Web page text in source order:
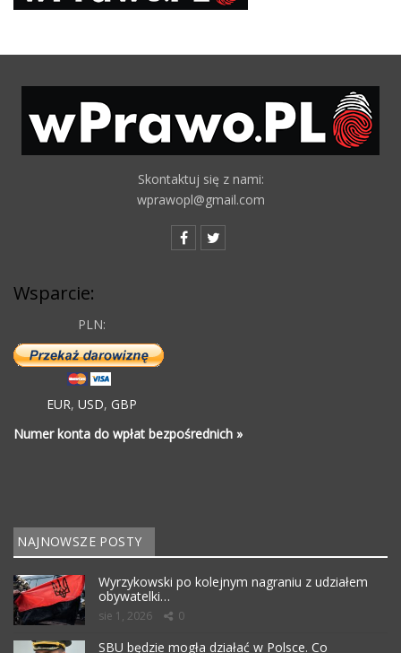
Skontaktuj się z nami:
wprawopl@gmail.com
Wsparcie:
PLN:
EUR, USD, GBP
Numer konta do wpłat bezpośrednich »
NAJNOWSZE POSTY
Wyrzykowski po kolejnym nagraniu z udziałem
obywatelki…
sie 1, 2026 0
SBU będzie mogła działać w Polsce. Co